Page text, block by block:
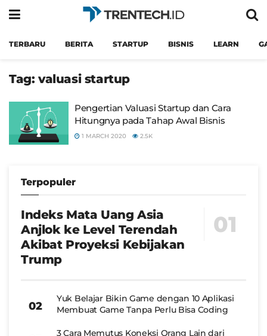
TERBARU BERITA STARTUP BISNIS LEARN
Tag: valuasi startup
Pengertian Valuasi Startup dan Cara
Hitungnya pada Tahap Awal Bisnis
1 MARCH 2020 2.5K
Terpopuler
Indeks Mata Uang Asia
Anjlok ke Level Terendah
Akibat Proyeksi Kebijakan
Trump
Yuk Belajar Bikin Game dengan 10 Aplikasi
Membuat Game Tanpa Perlu Bisa Coding
3 Cara Memutus Koneksi Orang Lain dari